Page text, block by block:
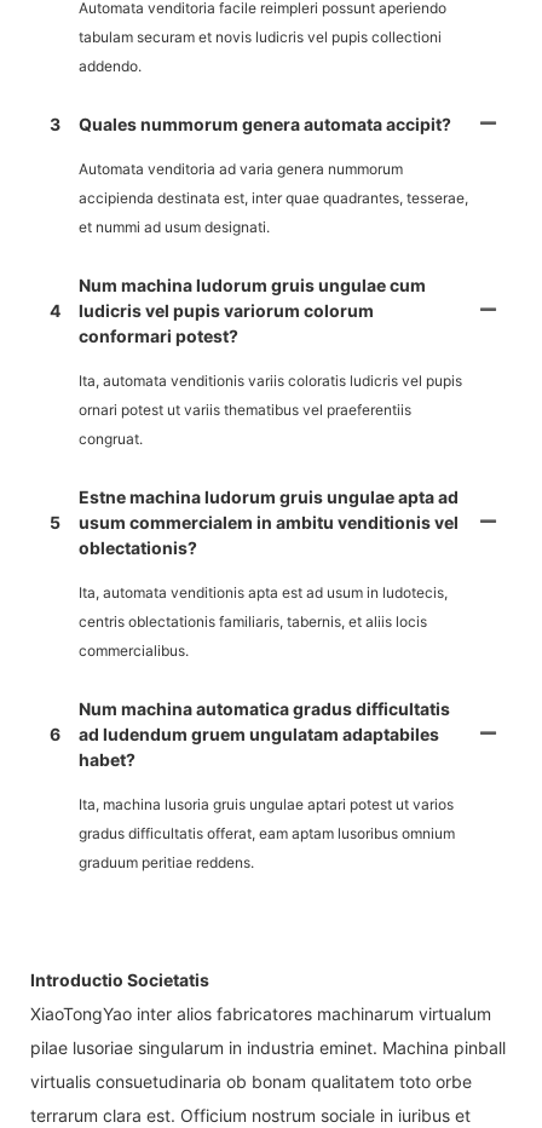
Automata venditoria facile reimpleri possunt aperiendo
tabulam securam et novis ludicris vel pupis collectioni
addendo.
3 Quales nummorum genera automata accipit?
Automata venditoria ad varia genera nummorum
accipienda destinata est, inter quae quadrantes, tesserae,
et nummi ad usum designati.
4
Num machina ludorum gruis ungulae cum
ludicris vel pupis variorum colorum
conformari potest?
Ita, automata venditionis variis coloratis ludicris vel pupis
ornari potest ut variis thematibus vel praeferentiis
congruat.
5
Estne machina ludorum gruis ungulae apta ad
usum commercialem in ambitu venditionis vel
oblectationis?
Ita, automata venditionis apta est ad usum in ludotecis,
centris oblectationis familiaris, tabernis, et aliis locis
commercialibus.
6
Num machina automatica gradus difficultatis
ad ludendum gruem ungulatam adaptabiles
habet?
Ita, machina lusoria gruis ungulae aptari potest ut varios
gradus difficultatis offerat, eam aptam lusoribus omnium
graduum peritiae reddens.
Introductio Societatis
XiaoTongYao inter alios fabricatores machinarum virtualum
pilae lusoriae singularum in industria eminet. Machina pinball
virtualis consuetudinaria ob bonam qualitatem toto orbe
terrarum clara est. Officium nostrum sociale in iuribus et